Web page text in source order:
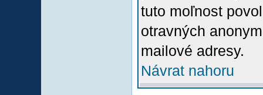
tuto moľnost
otravných
mailové adresy.
Návrat nahoru